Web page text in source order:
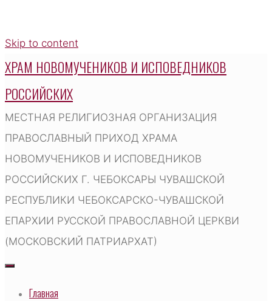
Skip to content
ХРАМ НОВОМУЧЕНИКОВ И ИСПОВЕДНИКОВ
РОССИЙСКИХ
МЕСТНАЯ РЕЛИГИОЗНАЯ ОРГАНИЗАЦИЯ
ПРАВОСЛАВНЫЙ ПРИХОД ХРАМА
НОВОМУЧЕНИКОВ И ИСПОВЕДНИКОВ
РОССИЙСКИХ Г. ЧЕБОКСАРЫ ЧУВАШСКОЙ
РЕСПУБЛИКИ ЧЕБОКСАРСКО-ЧУВАШСКОЙ
ЕПАРХИИ РУССКОЙ ПРАВОСЛАВНОЙ ЦЕРКВИ
(МОСКОВСКИЙ ПАТРИАРХАТ)
Главная